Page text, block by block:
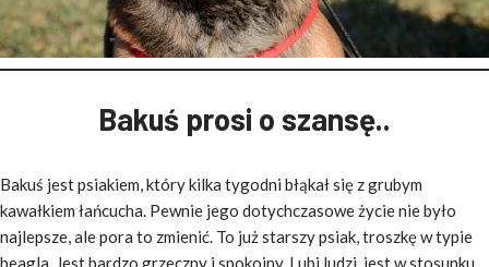
Bakuś prosi o szansę..
Bakuś jest psiakiem, który kilka tygodni błąkał się z grubym
kawałkiem łańcucha. Pewnie jego dotychczasowe życie nie było
najlepsze, ale pora to zmienić. To już starszy psiak, troszkę w typie
beagla. Jest bardzo grzeczny i spokojny. Lubi ludzi, jest w stosunku